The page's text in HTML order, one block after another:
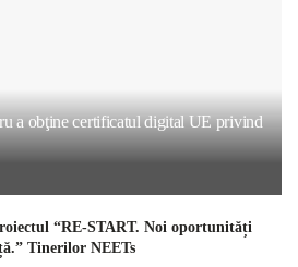
a obţine certificatul digital UE privind
“RE-START. Noi oportunități
Tinerilor NEETs